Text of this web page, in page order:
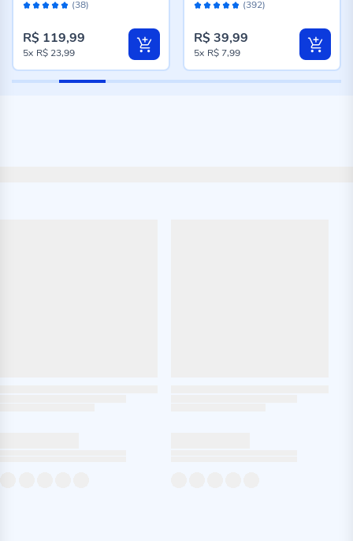
Avaliação: (38)
R$ 119,99
5x R$ 23,99
Avaliação: (392)
R$ 39,99
5x R$ 7,99